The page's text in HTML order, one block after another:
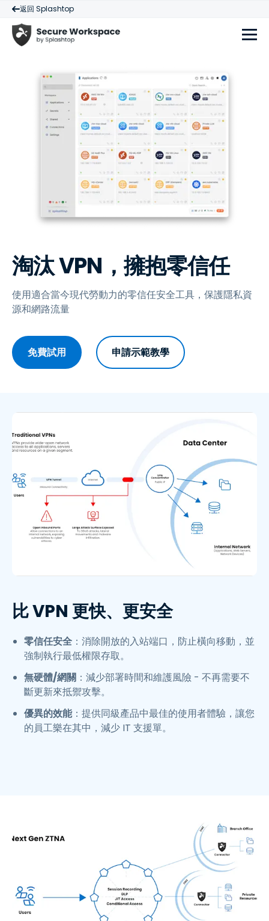
返回 Splashtop
淘汰 VPN，擁抱零信任
使用適合當今現代勞動力的零信任安全工具，保護隱私資
源和網路流量
免費試用 申請示範教學
比 VPN 更快、更安全
零信任安全 ：消除開放的入站端口，防止橫向移動，並
強制執行最低權限存取。
無硬體/網關 ：減少部署時間和維護風險 - 不再需要不
斷更新來抵禦攻擊。
優異的效能：提供同級產品中最佳的使用者體驗，讓您
的員工樂在其中，減少 IT 支援單。